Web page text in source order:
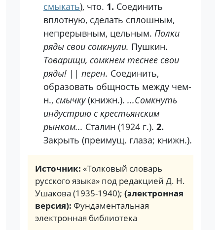
смыкать), что. 1. Соединить
вплотную, сделать сплошным,
непрерывным, цельным. Полки
ряды свои сомкнули. Пушкин.
Товарищи, сомкнем теснее свои
ряды! || перен. Соединить,
образовать общность между чем-
н., смычку(книжн.). ...Сомкнуть
индустрию с крестьянским
рынком... Сталин (1924 г.). 2.
Закрыть (преимущ. глаза; книжн.).
Источник: «Толковый словарь
русского языка» под редакцией Д. Н.
Ушакова (1935-1940); (электронная
версия): Фундаментальная
электронная библиотека